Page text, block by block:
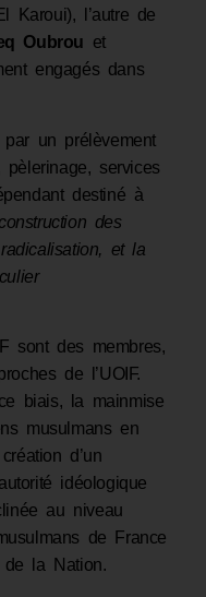
Karoui), l’autre de
Oubrou et
engagés dans
par un prélèvement
pèlerinage, services
destiné à
des
et la
sont des membres,
de l’UOIF.
biais, la mainmise
musulmans en
d’un
idéologique
au niveau
de France
la Nation.